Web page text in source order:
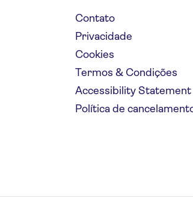
Contato
Privacidade
Cookies
Termos & Condições
Accessibility Statement
Política de